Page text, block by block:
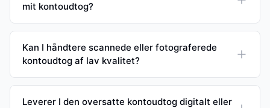
mit kontoudtog?
Kan I håndtere scannede eller fotograferede
kontoudtog af lav kvalitet?
Leverer I den oversatte kontoudtog digitalt eller